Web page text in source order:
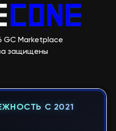
GC Marketplace
защищены
С 2021